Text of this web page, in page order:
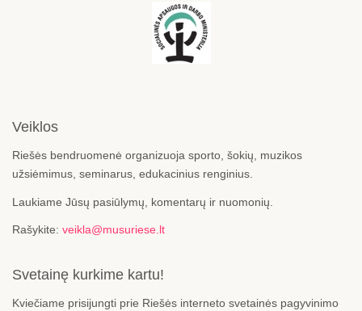
Veiklos
Riešės bendruomenė organizuoja sporto, šokių, muzikos
užsiėmimus, seminarus, edukacinius renginius.
Laukiame Jūsų pasiūlymų, komentarų ir nuomonių.
Rašykite: veikla@musuriese.lt
Svetainę kurkime kartu!
Kviečiame prisijungti prie Riešės interneto svetainės pagyvinimo